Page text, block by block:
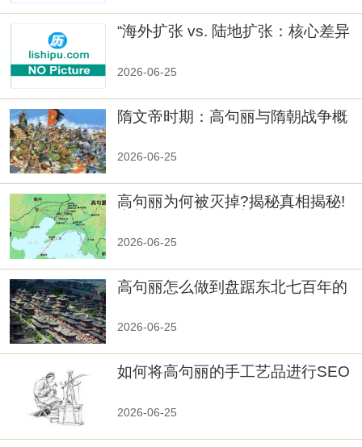
“海外扩张 vs. 陆地扩张：核心差异
2026-06-25
隋文帝时期：高句丽与隋朝战争概
2026-06-25
高句丽为何被灭掉?揭秘真相揭秘!
2026-06-25
高句丽怎么做到盘踞东北七百年的
2026-06-25
如何将高句丽的手工艺品进行SEO
2026-06-25